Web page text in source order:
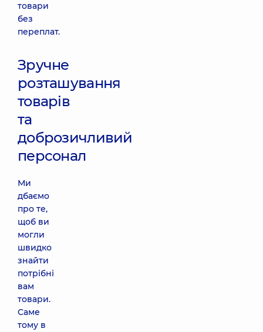
товари
без
переплат.
Зручне
розташування
товарів
та
доброзичливий
персонал
Ми
дбаємо
про те,
щоб ви
могли
швидко
знайти
потрібні
вам
товари.
Саме
тому в